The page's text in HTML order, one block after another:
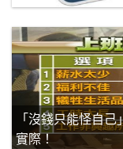
「沒錢只能怪自
實際！